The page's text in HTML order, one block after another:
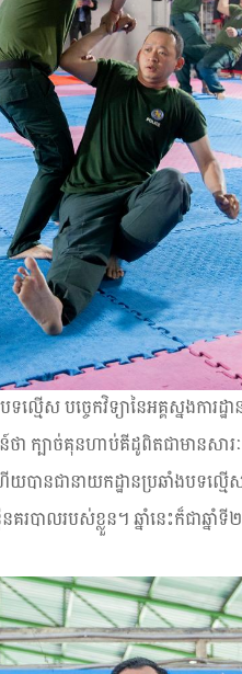
បច្ចេកវិទ្យានៃអគ្គស្នងការដ្
បាច់គុនហាប់គីដូពិតជាមានសារៈ
បានជានាយកដ្ឋានប្រឆាំងបទល្ម
បាលរបស់ខ្លួន។ ឆ្នាំនេះក៏ជាឆ្នាំ